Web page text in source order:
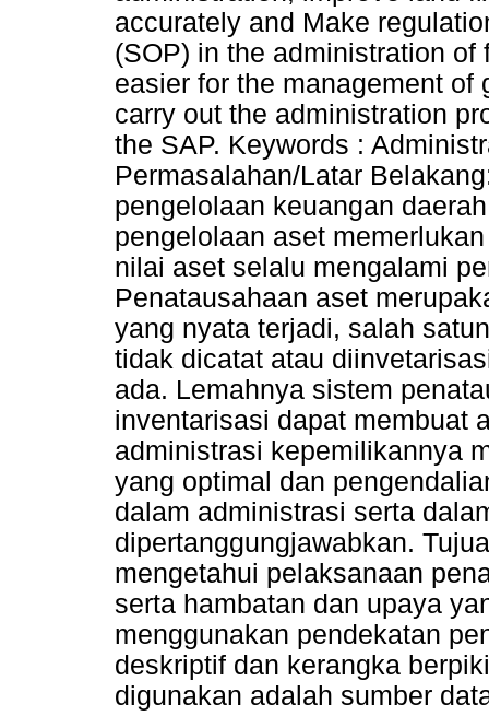
accurately and Make
(SOP) in the administration
easier for the management of
carry out the administration
the SAP. Keywords :
Permasalahan/Latar
pengelolaan keuangan
pengelolaan aset
nilai aset selalu mengalami
Penatausahaan aset
yang nyata terjadi, salah
tidak dicatat atau
ada. Lemahnya sistem
inventarisasi dapat membuat
administrasi kepemilikannya
yang optimal dan
dalam administrasi serta
dipertanggungjawabkan.
mengetahui pelaksanaan
serta hambatan dan upaya
menggunakan pendekatan
deskriptif dan kerangka
digunakan adalah sumber